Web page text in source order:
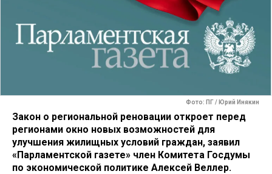
Фото: ПГ / Юрий Инякин
Закон о региональной реновации откроет перед
регионами окно новых возможностей для
улучшения жилищных условий граждан, заявил
«Парламентской газете» член Комитета Госдумы
по экономической политике Алексей Веллер.